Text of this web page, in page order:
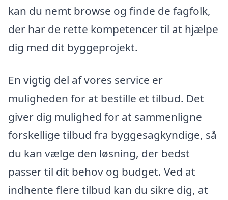
kan du nemt browse og finde de fagfolk,
der har de rette kompetencer til at hjælpe
dig med dit byggeprojekt.
En vigtig del af vores service er
muligheden for at bestille et tilbud. Det
giver dig mulighed for at sammenligne
forskellige tilbud fra byggesagkyndige, så
du kan vælge den løsning, der bedst
passer til dit behov og budget. Ved at
indhente flere tilbud kan du sikre dig, at